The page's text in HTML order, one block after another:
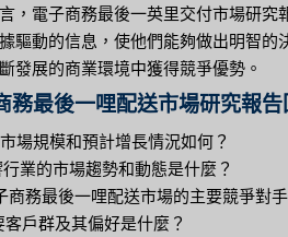
，電子商務最後一英里交付市場研究
驅動的信息，使他們能夠做出明智的
發展的商業環境中獲得競爭優勢。
務最後一哩配送市場研究報告
場規模和預計增長情況如何？
業的市場趨勢和動態是什麼？
商務最後一哩配送市場的主要競爭對
戶群及其偏好是什麼？